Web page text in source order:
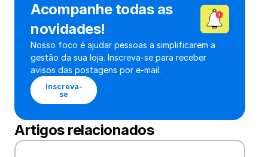
Acompanhe todas as
novidades!
Nosso foco é ajudar pessoas a simplificarem a
gestão da sua loja. Inscreva-se para receber
avisos das postagens por e-mail.
Inscreva-
se
Artigos relacionados